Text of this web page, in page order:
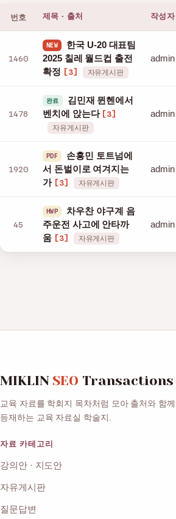
번호 제목 · 출처 작성자
1460
NEW
한국 U-20 대표팀
2025 칠레 월드컵 출전
확정 [3] 자유게시판
admin
1478
완료
김민재 뮌헨에서
벤치에 앉는다 [3]
자유게시판
admin
1920
PDF
손흥민 토트넘에
서 돈벌이로 여겨지는
가 [3] 자유게시판
admin
45
HWP
차우찬 야구계 음
주운전 사고에 안타까
움 [3] 자유게시판
admin
MIKLIN SEO Transactions
교육 자료를 학회지 목차처럼 모아 출처와 함께
등재하는 교육 자료실 학술지.
자료 카테고리
강의안 · 지도안
자유게시판
질문답변